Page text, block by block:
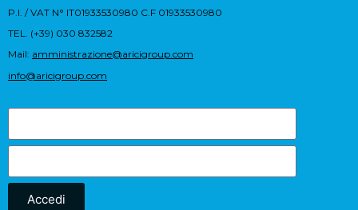
P.I. / VAT N° IT01933530980 C.F 01933530980
TEL. (+39) 030 832582
Mail: amministrazione@aricigroup.com
info@aricigroup.com
Accedi